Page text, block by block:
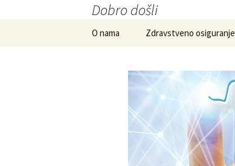
Dobro došli
O nama Zdravstveno osiguranje
Dobrovoljno osiguranje
Ino osiguranje
Prijava na zdravstveno
osiguranje